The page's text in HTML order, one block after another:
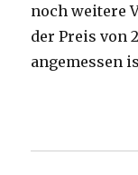
noch weitere
der Preis von
angemessen